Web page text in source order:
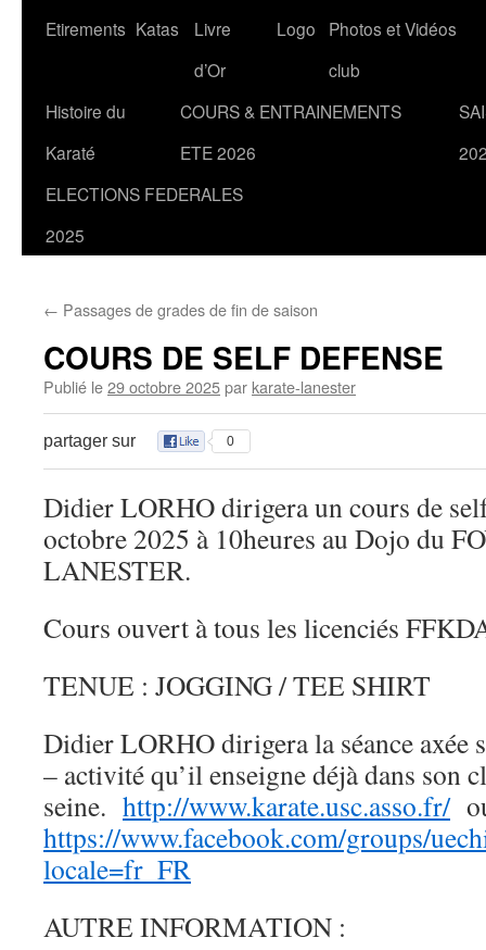
Etirements Katas
Livre
d’Or
Logo
Photos et Vidéos
club
Histoire du
Karaté
COURS & ENTRAINEMENTS
ETE 2026
ELECTIONS FEDERALES
2025
← Passages de grades de fin de saison
COURS DE SELF DEFENSE
Publié le29 octobre 2025par karate-lanester
partager sur 0
Didier LORHO dirigera un cours de
octobre 2025 à 10heures au Dojo du
LANESTER.
Cours ouvert à tous les licenciés
TENUE : JOGGING / TEE SHIRT
Didier LORHO dirigera la séance axée
– activité qu’il enseigne déjà dans son
seine. http://www.karate.usc.asso.fr/
https://www.facebook.com/groups/
locale=fr_FR
AUTRE INFORMATION :